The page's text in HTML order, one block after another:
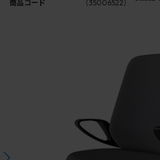
商品コード （35006522）